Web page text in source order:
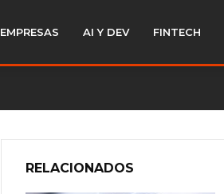
EMPRESAS AI Y DEV FINTECH
RELACIONADOS